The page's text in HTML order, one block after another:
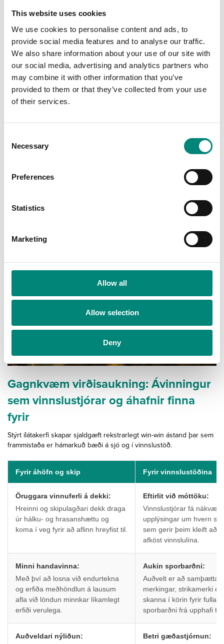
This website uses cookies
We use cookies to personalise content and ads, to
provide social media features and to analyse our traffic.
We also share information about your use of our site with
our social media, advertising and analytics partners who
may combine it with other information that you’ve
provided to them or that they’ve collected from your use
of their services.
Necessary
Preferences
Statistics
Marketing
Allow all
Allow selection
Deny
Raunveruleg sönnun: Um það bil sex
dagar til viðbótar í geymsluþoli
Viðskiptatilvikið fyrir stýrða meðhöndlun er ekki aðeins fræðilegt.
Í geymsluþolsprófun á Kyrrahafsþorski var aðferð sem byggði á
tafarlausri blóðgun og slægingu, hraðkælingu, ískrapalausn og
geymslu í kerum, og skilaði hún um það bil sex dögum lengra
geymsluþoli samanborið við hefðbundna RSW meðhöndlun.
Niðurstaðan skal skilin sem ávinningur af heildstæðu
samspili betri verklags um borð með réttum búnaði: minni dæling,
vinnslu.
Gagnkvæm virðisaukning: Ávinningur
sem vinnslustjórar og áhafnir finna
fyrir
Stýrt ílátakerfi skapar sjaldgæft rekstrarlegt win-win ástand þar sem
frammistaða er hámarkuð bæði á sjó og í vinnslustöð.
Fyrir áhöfn og skip Fyrir vinnslustöðina
Öruggara vinnuferli á dekki:
Hreinni og skipulagðari dekk draga
úr hálku- og hrasanshættu og
koma í veg fyrir að aflinn hreyfist til.
Eftirlit við móttöku:
Vinnslustjórar fá
upplýsingar um hvern
sem gerir þeim kleift að
afköst vinnslulína.
Minni handavinna:
Með því að losna við endurtekna
og erfiða meðhöndlun á lausum
afla við löndun minnkar líkamlegt
erfiði verulega.
Aukin sporbarðni:
Auðvelt er að samþætta
merkingar, strikamerki
skanna í körin fyrir fulla
sporbarðni frá upphafi til
Auðveldari nýliðun: Betri gæðastjórnun: